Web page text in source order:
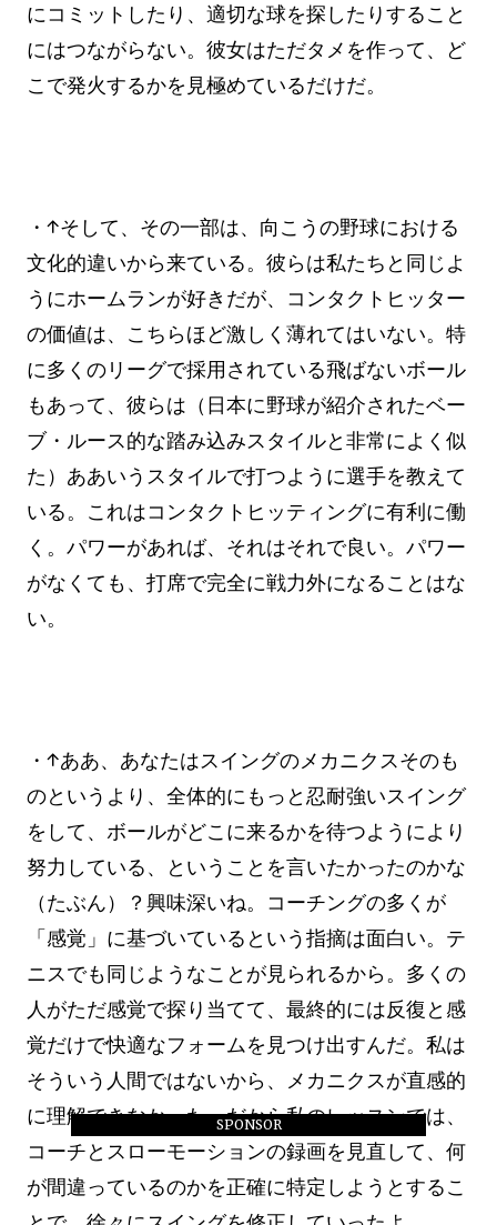
SPONSOR
にコミットしたり、適切な球を探したりすること
にはつながらない。彼女はただタメを作って、ど
こで発火するかを見極めているだけだ。
・↑そして、その一部は、向こうの野球における
文化的違いから来ている。彼らは私たちと同じよ
うにホームランが好きだが、コンタクトヒッター
の価値は、こちらほど激しく薄れてはいない。特
に多くのリーグで採用されている飛ばないボール
もあって、彼らは（日本に野球が紹介されたベー
ブ・ルース的な踏み込みスタイルと非常によく似
た）ああいうスタイルで打つように選手を教えて
いる。これはコンタクトヒッティングに有利に働
く。パワーがあれば、それはそれで良い。パワー
がなくても、打席で完全に戦力外になることはな
い。
・↑ああ、あなたはスイングのメカニクスそのも
のというより、全体的にもっと忍耐強いスイング
をして、ボールがどこに来るかを待つようにより
努力している、ということを言いたかったのかな
（たぶん）？興味深いね。コーチングの多くが
「感覚」に基づいているという指摘は面白い。テ
ニスでも同じようなことが見られるから。多くの
人がただ感覚で探り当てて、最終的には反復と感
覚だけで快適なフォームを見つけ出すんだ。私は
そういう人間ではないから、メカニクスが直感的
に理解できなかった。だから私のレッスンでは、
コーチとスローモーションの録画を見直して、何
が間違っているのかを正確に特定しようとするこ